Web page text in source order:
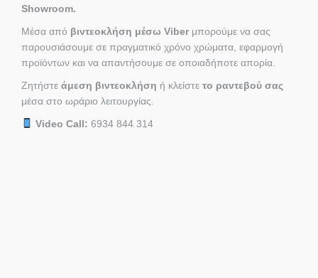
Showroom.
Μέσα από βιντεοκλήση μέσω Viber μπορούμε να σας
παρουσιάσουμε σε πραγματικό χρόνο χρώματα, εφαρμογή
προϊόντων και να απαντήσουμε σε οποιαδήποτε απορία.
Ζητήστε άμεση βιντεοκλήση ή κλείστε το ραντεβού σας
μέσα στο ωράριο λειτουργίας.
Video Call: 6934 844 314